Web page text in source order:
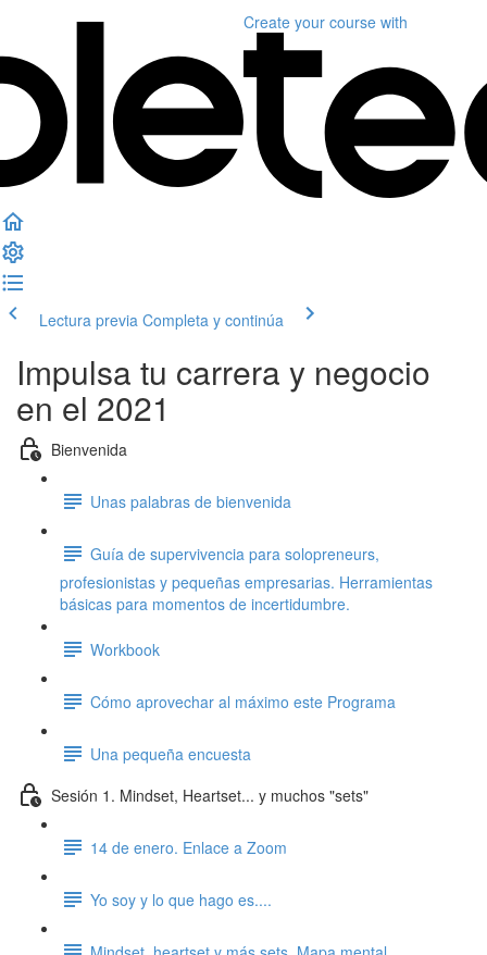
Create your course with
Lectura previa Completa y continúa
Impulsa tu carrera y negocio
en el 2021
Bienvenida
Unas palabras de bienvenida
Guía de supervivencia para solopreneurs,
profesionistas y pequeñas empresarias. Herramientas
básicas para momentos de incertidumbre.
Workbook
Cómo aprovechar al máximo este Programa
Una pequeña encuesta
Sesión 1. Mindset, Heartset... y muchos "sets"
14 de enero. Enlace a Zoom
Yo soy y lo que hago es....